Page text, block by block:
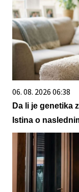
06. 08. 2026 06:38
Da li je genetika
Istina o